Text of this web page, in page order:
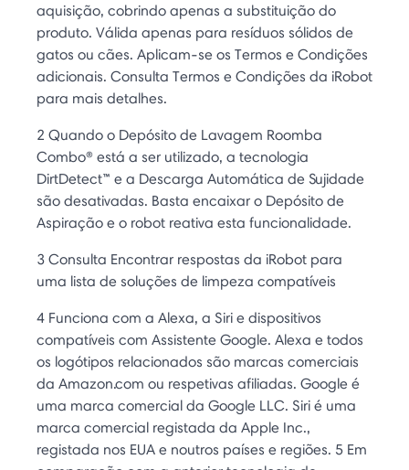
aquisição, cobrindo apenas a substituição do
produto. Válida apenas para resíduos sólidos de
gatos ou cães. Aplicam-se os Termos e Condições
adicionais. Consulta Termos e Condições da iRobot
para mais detalhes.
2 Quando o Depósito de Lavagem Roomba
Combo® está a ser utilizado, a tecnologia
DirtDetect™ e a Descarga Automática de Sujidade
são desativadas. Basta encaixar o Depósito de
Aspiração e o robot reativa esta funcionalidade.
3 Consulta Encontrar respostas da iRobot para
uma lista de soluções de limpeza compatíveis
4 Funciona com a Alexa, a Siri e dispositivos
compatíveis com Assistente Google. Alexa e todos
os logótipos relacionados são marcas comerciais
da Amazon.com ou respetivas afiliadas. Google é
uma marca comercial da Google LLC. Siri é uma
marca comercial registada da Apple Inc.,
registada nos EUA e noutros países e regiões. 5 Em